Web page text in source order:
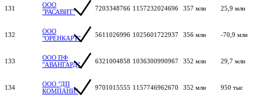
131
ООО
"РАСАВИТ"
7203348766 1157232024696 357 млн 25,9 млн
132
ООО
"ОРЕНКАРТ"
5611026996 1025601722937 356 млн -70,9 млн
133
ООО ПФ
"АВАНГАРД"
6321004858 1036300990967 352 млн 29,7 млн
134
ООО "ДП
КОМПАНИ"
9701015555 1157746962670 352 млн 950 тыс